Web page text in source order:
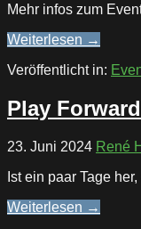
Mehr infos zum
Weiterlesen →
Veröffentlicht in:
Play
23. Juni 2024 René
Ist ein paar Tage
Weiterlesen →